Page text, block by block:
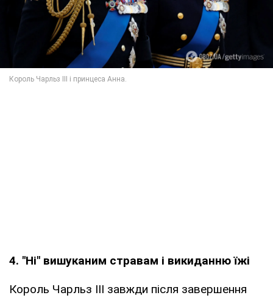
4. "Ні" вишуканим стравам і викиданню їжі
Король Чарльз ІІІ завжди після завершення